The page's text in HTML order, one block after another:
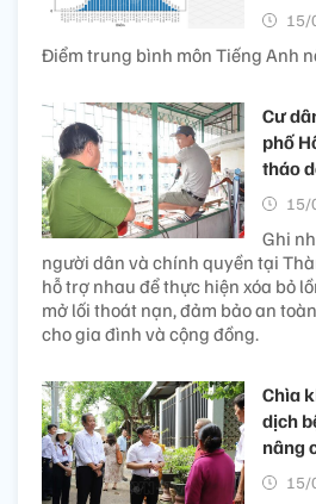
15/
Điểm trung bình môn Tiếng Anh
Cư
phố
tháo
15/
Ghi
người dân và chính quyền tại
hỗ trợ nhau để thực hiện xóa bỏ
mở lối thoát nạn, đảm bảo an
cho gia đình và cộng đồng.
Chìa
dịch
nâng
15/